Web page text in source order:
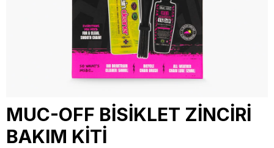
MUC-OFF BİSİKLET ZİNCİRİ
BAKIM KİTİ